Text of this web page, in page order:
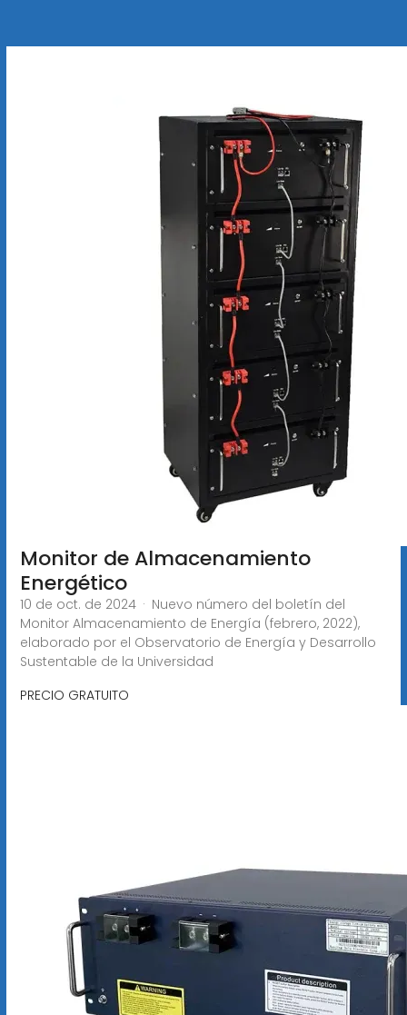
Monitor de Almacenamiento
Energético
10 de oct. de 2024 · Nuevo número del boletín del
Monitor Almacenamiento de Energía (febrero, 2022),
elaborado por el Observatorio de Energía y Desarrollo
Sustentable de la Universidad
PRECIO GRATUITO